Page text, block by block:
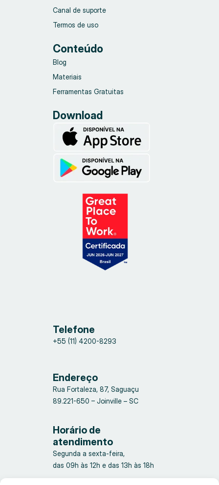
Canal de suporte
Termos de uso
Conteúdo
Blog
Materiais
Ferramentas Gratuitas
Download
Telefone
+55 (11) 4200-8293
Endereço
Rua Fortaleza, 87, Saguaçu
89.221-650 – Joinville – SC
Horário de
atendimento
Segunda a sexta-feira,
das 09h às 12h e das 13h às 18h